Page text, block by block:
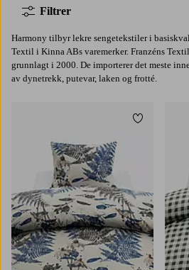
Filtrer
Harmony tilbyr lekre sengetekstiler i
Textil i Kinna ABs varemerker. Franzéns
grunnlagt i 2000. De importerer det meste
av dynetrekk, putevar, laken og frotté.
Legg til